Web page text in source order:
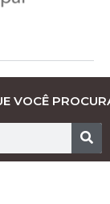
VOCÊ